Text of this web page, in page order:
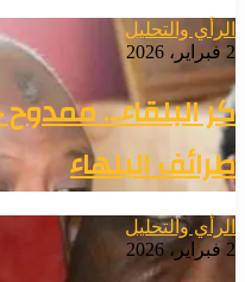
الرأي والتحليل
2 فبراير، 2026
كر البلقاء…
طرائف البلهاء
الرأي والتحليل
2 فبراير، 2026